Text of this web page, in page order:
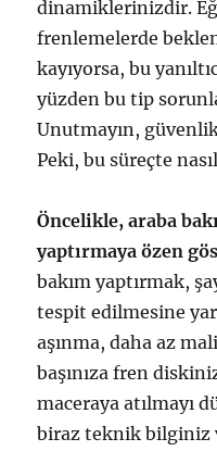
dinamiklerinizdir.
frenlemelerde
kayıyorsa, bu
yüzden bu tip
Unutmayın,
Peki, bu süreçte
Öncelikle, araba
yaptırmaya özen
bakım yaptırmak,
tespit edilmesine
aşınma, daha az
başınıza fren
maceraya atılmayı
biraz teknik bilginiz